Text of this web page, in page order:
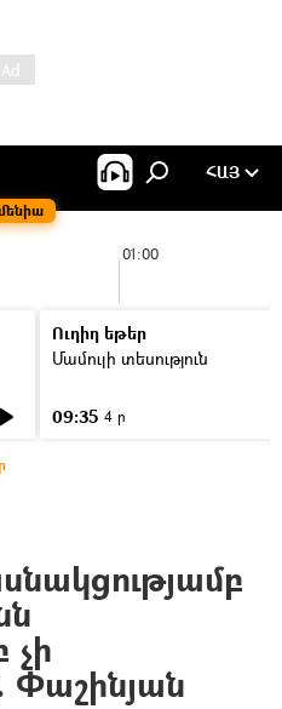
ՀԱՅ
01:00
Ուղիղ եթեր
Մամուլի տեսություն
09:35 4 ր
չի